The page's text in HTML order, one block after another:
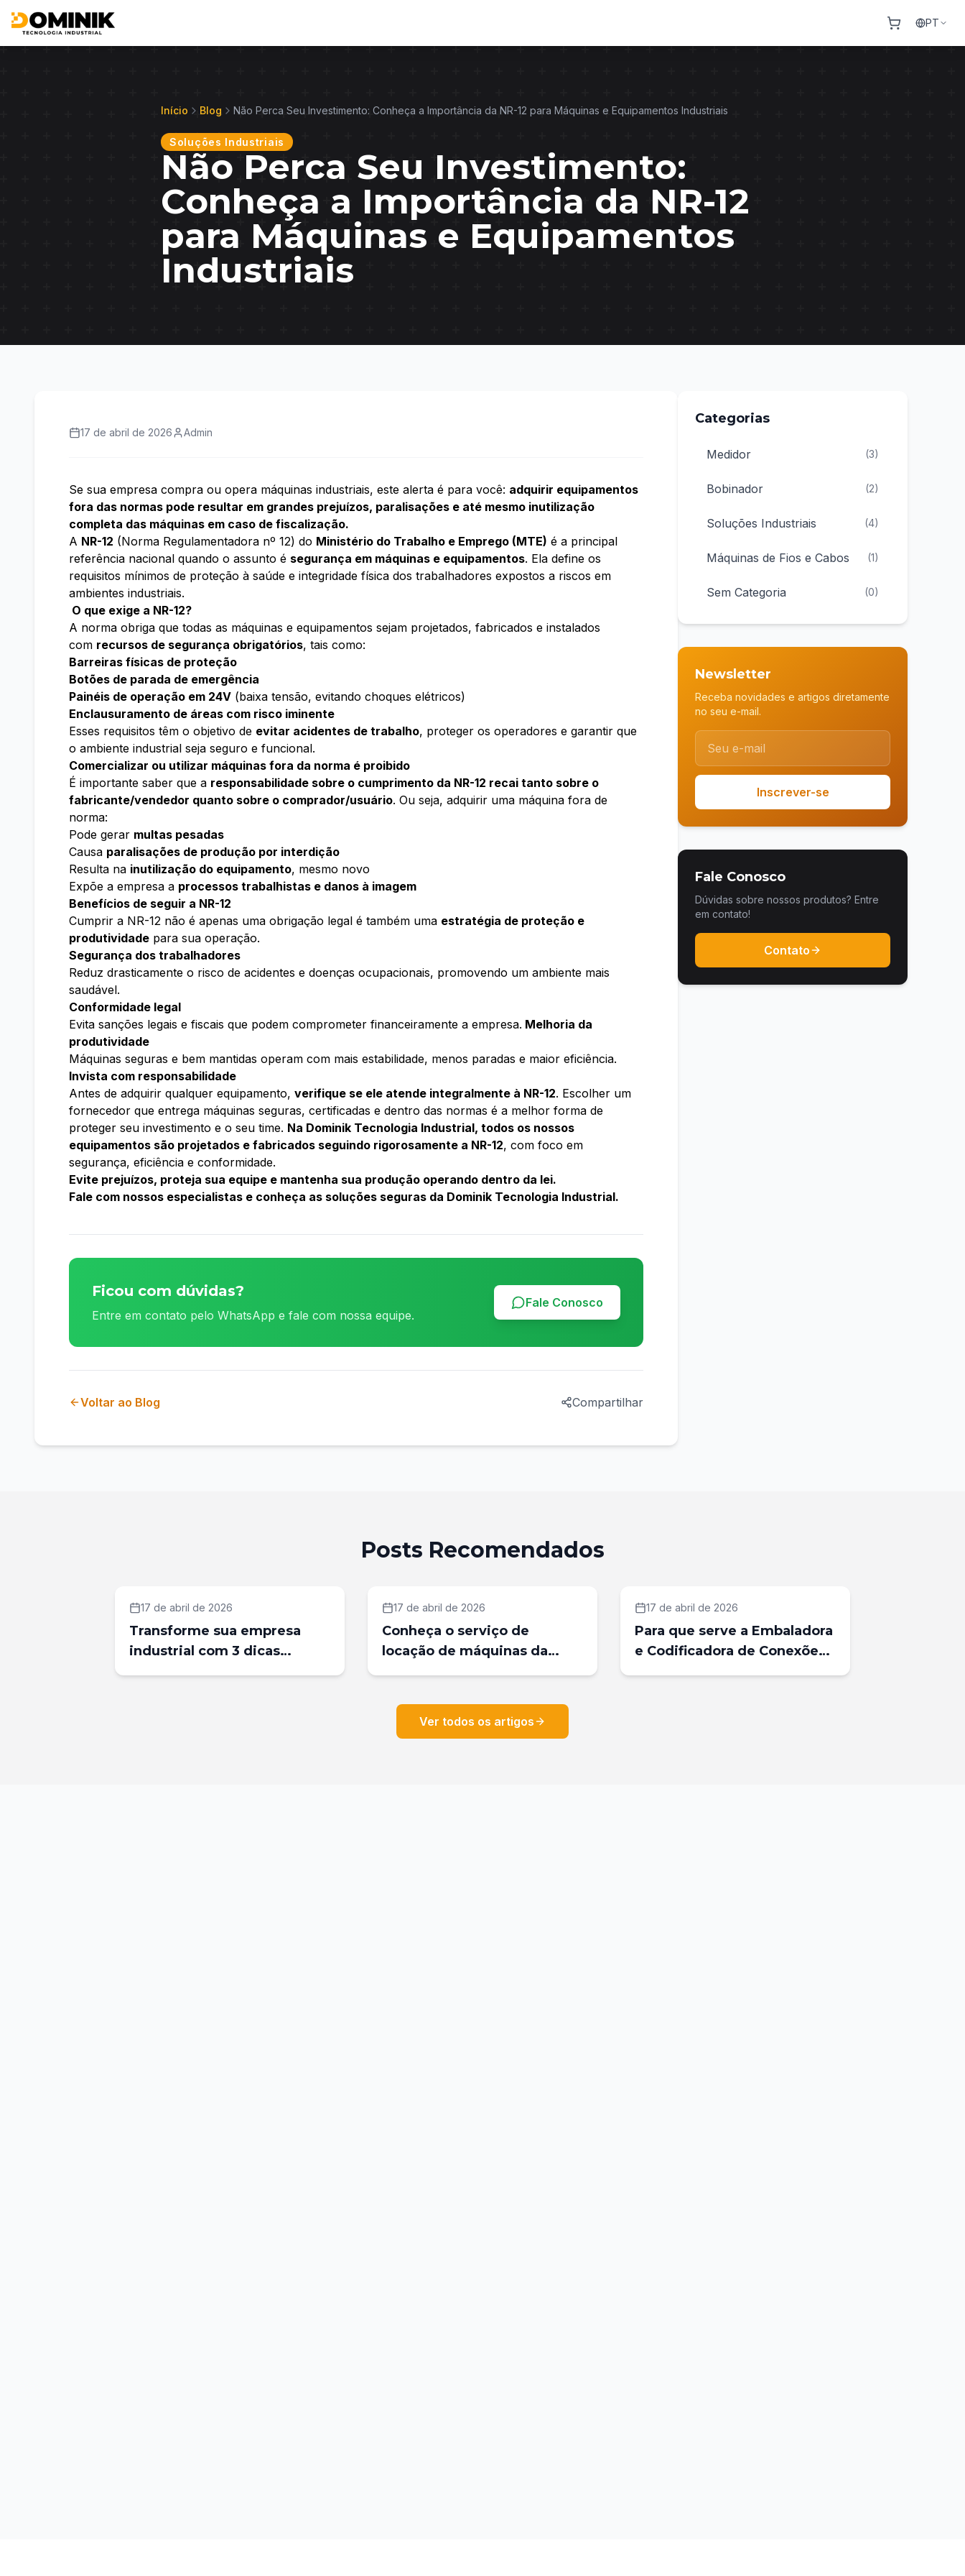
PT
Início Blog Não Perca Seu Investimento: Conheça a Importância da NR-12 para Máquinas e Equipamentos Industriais
Soluções Industriais
Não Perca Seu Investimento:
Conheça a Importância da NR-12
para Máquinas e Equipamentos
Industriais
17 de abril de 2026 Admin
Se sua empresa compra ou opera máquinas industriais, este alerta é para você: adquirir equipamentos
fora das normas pode resultar em grandes prejuízos, paralisações e até mesmo inutilização
completa das máquinas em caso de fiscalização.
A NR-12 (Norma Regulamentadora nº 12) do Ministério do Trabalho e Emprego (MTE) é a principal
referência nacional quando o assunto é segurança em máquinas e equipamentos. Ela define os
requisitos mínimos de proteção à saúde e integridade física dos trabalhadores expostos a riscos em
ambientes industriais.
O que exige a NR-12?
A norma obriga que todas as máquinas e equipamentos sejam projetados, fabricados e instalados
com recursos de segurança obrigatórios, tais como:
Barreiras físicas de proteção
Botões de parada de emergência
Painéis de operação em 24V (baixa tensão, evitando choques elétricos)
Enclausuramento de áreas com risco iminente
Esses requisitos têm o objetivo de evitar acidentes de trabalho, proteger os operadores e garantir que
o ambiente industrial seja seguro e funcional.
Comercializar ou utilizar máquinas fora da norma é proibido
É importante saber que a responsabilidade sobre o cumprimento da NR-12 recai tanto sobre o
fabricante/vendedor quanto sobre o comprador/usuário. Ou seja, adquirir uma máquina fora de
norma:
Pode gerar multas pesadas
Causa paralisações de produção por interdição
Resulta na inutilização do equipamento, mesmo novo
Expõe a empresa a processos trabalhistas e danos à imagem
Benefícios de seguir a NR-12
Cumprir a NR-12 não é apenas uma obrigação legal é também uma estratégia de proteção e
produtividade para sua operação.
Segurança dos trabalhadores
Reduz drasticamente o risco de acidentes e doenças ocupacionais, promovendo um ambiente mais
saudável.
Conformidade legal
Evita sanções legais e fiscais que podem comprometer financeiramente a empresa. Melhoria da
produtividade
Máquinas seguras e bem mantidas operam com mais estabilidade, menos paradas e maior eficiência.
Invista com responsabilidade
Antes de adquirir qualquer equipamento, verifique se ele atende integralmente à NR-12. Escolher um
fornecedor que entrega máquinas seguras, certificadas e dentro das normas é a melhor forma de
proteger seu investimento e o seu time. Na Dominik Tecnologia Industrial, todos os nossos
equipamentos são projetados e fabricados seguindo rigorosamente a NR-12, com foco em
segurança, eficiência e conformidade.
Evite prejuízos, proteja sua equipe e mantenha sua produção operando dentro da lei.
Fale com nossos especialistas e conheça as soluções seguras da Dominik Tecnologia Industrial.
Ficou com dúvidas?
Entre em contato pelo WhatsApp e fale com nossa equipe.
Fale Conosco
Voltar ao Blog Compartilhar
Categorias
Medidor (3)
Bobinador (2)
Soluções Industriais (4)
Máquinas de Fios e Cabos (1)
Sem Categoria (0)
Newsletter
Receba novidades e artigos diretamente
no seu e-mail.
Inscrever-se
Fale Conosco
Dúvidas sobre nossos produtos? Entre
em contato!
Contato
Posts Recomendados
17 de abril de 2026
Transforme sua empresa
industrial com 3 dicas
17 de abril de 2026
Conheça o serviço de
locação de máquinas da
17 de abril de 2026
Para que serve a Embaladora
e Codificadora de Conexões
Ver todos os artigos